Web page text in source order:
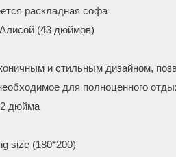
раскладная софа
(43 дюймов)
и стильным дизайном,
для полноценного
дюйма
size (180*200)